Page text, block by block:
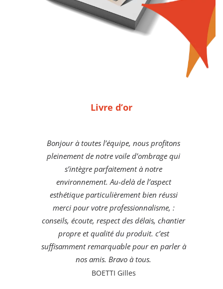
Livre d’or
Bonjour à toutes l’équipe, nous profitons
pleinement de notre voile d’ombrage qui
s’intègre parfaitement à notre
environnement. Au-delà de l’aspect
esthétique particulièrement bien réussi
merci pour votre professionnalisme, :
conseils, écoute, respect des délais, chantier
propre et qualité du produit. c’est
suffisamment remarquable pour en parler à
nos amis. Bravo à tous.
BOETTI Gilles